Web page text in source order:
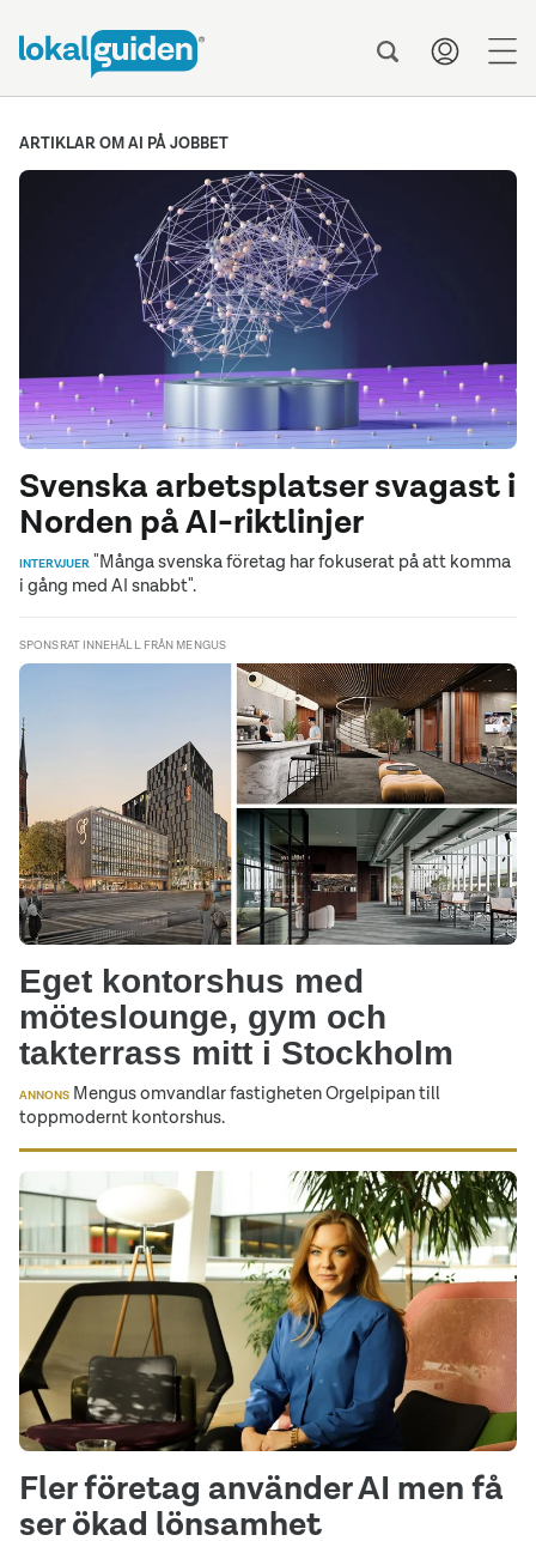
ARTIKLAR OM AI PÅ JOBBET
Svenska arbetsplatser svagast i
Norden på AI-riktlinjer
INTERVJUER "Många svenska företag har fokuserat på att komma
i gång med AI snabbt".
SPONSRAT INNEHÅLL FRÅN MENGUS
Eget kontorshus med
möteslounge, gym och
takterrass mitt i Stockholm
ANNONS Mengus omvandlar fastigheten Orgelpipan till
toppmodernt kontorshus.
Fler företag använder AI men få
ser ökad lönsamhet